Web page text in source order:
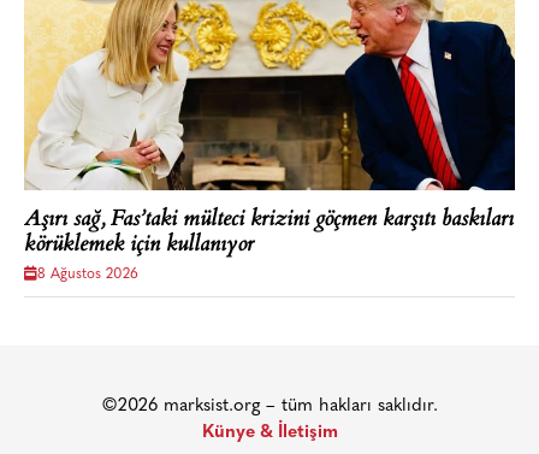
Aşırı sağ, Fas’taki mülteci krizini göçmen karşıtı baskıları
körüklemek için kullanıyor
8 Ağustos 2026
©2026 marksist.org – tüm hakları saklıdır.
Künye & İletişim